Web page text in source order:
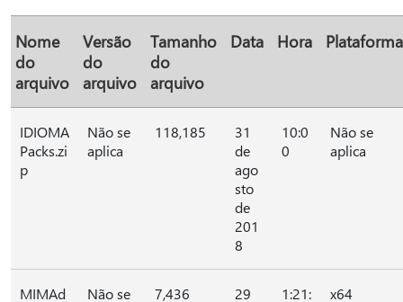
Nome
do
arquivo
Versão
do
arquivo
Tamanho
do
arquivo
Data Hora Plataforma
IDIOMA
Packs.zi
p
Não se
aplica
118,185
31
de
ago
sto
de
201
8
10:0
0
Não se
aplica
MIMAd
Não se
7,436
29
1:21:
x64